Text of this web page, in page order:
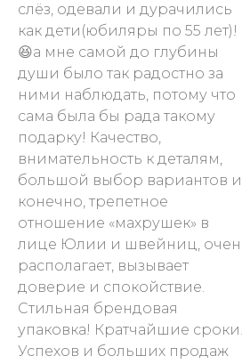
слёз, одевали и дурачились
как дети(юбиляры по 55 лет)!
😆а мне самой до глубины
души было так радостно за
ними наблюдать, потому что
сама была бы рада такому
подарку! Качество,
внимательность к деталям,
большой выбор вариантов
конечно, трепетное
отношение «махрушек» в
лице Юлии и швейниц,
располагает, вызывает
доверие и спокойствие.
Стильная брендовая
упаковка! Кратчайшие сроки!
Успехов и больших продаж